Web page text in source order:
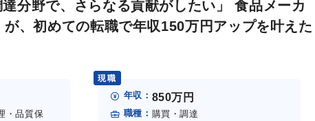
達分野で、さらなる貢献がしたい」 食品メーカ
、初めての転職で年収150万円アップを叶えた
・品質保
現職
年収： 850万円
職種： 購買・調達